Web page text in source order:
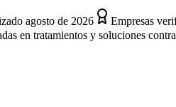
agosto de 2026 Empresas
en tratamientos y soluciones